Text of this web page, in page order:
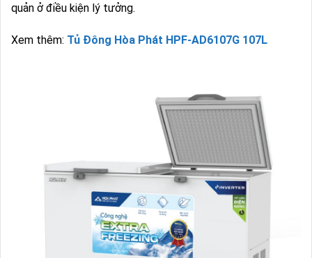
quản ở điều kiện lý tưởng.
Xem thêm: Tủ Đông Hòa Phát HPF-AD6107G 107L